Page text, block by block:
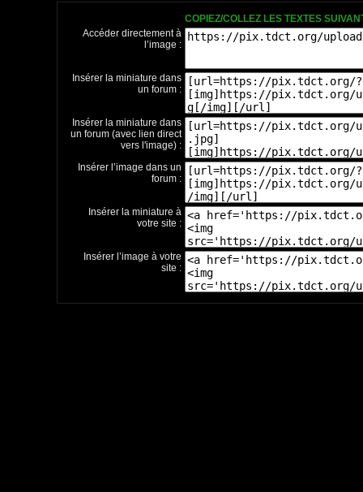
COPIEZ/COLLEZ LES TEXTES
Accéder directement à
l’image :
Insérer la miniature dans
un forum :
Insérer la miniature dans
un forum (avec lien direct
vers l'image) :
Insérer l’image dans un
forum :
Insérer la miniature à
votre site :
Insérer l’image à votre
site :